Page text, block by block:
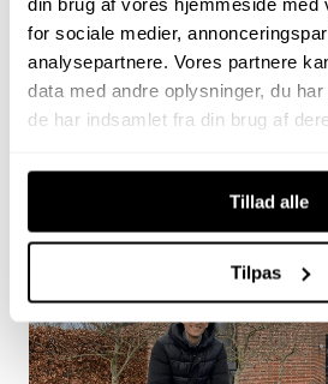
for sociale medier,
analysepartnere. Vores partnere
data med andre oplysninger, du
de har indsamlet fra din brug af
Tillad alle
Tilpas
86 96 30 08
hammel@johnfrandsen.dk
Skal vi også hjælpe dig